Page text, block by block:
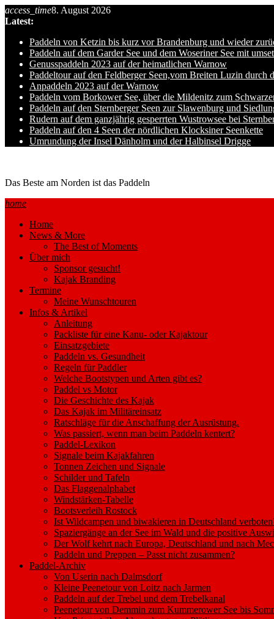
Skip
to
access_time8. August 2026
Latest:
Paddeln von Ketzin bis kurz vor Brandenburg und wieder
Paddeln auf dem Garder See und dem Woseriner See mit
Genusspaddeln 2023 auf der heimatlichen Warnow
Paddeltour auf den Feldberger Seen,vom Breiten Luzin
Anpaddeln 2023 auf der Warnow
Paddeln vom Borkower See, über die Mildenitz zum
Paddeln auf den Sternberger Seen zur Slawenburg und
Rudern auf dem ganzjährig gesperrten Wustrowsee bei
Paddeln auf den 4 Seen der nördlichen Klocksiner Seenkette
Umrundung der Insel Dänholm und der Halbinsel Drigge
Das Beste am Norden ist das Paddeln
home
Home
News & More
The Best of Moments
Über mich
Sponsor gesucht!
Kajak Branding
Termine
Meine Wunschtouren
Infos & Artikel
Anleitung
Packliste für eine Kanu- oder Kajaktour
Einsatzgebiete
Paddeln vs. Gesundheit
Regeln für Paddler
Welche Bootstypen und Arten gibt es?
Paddel vs Motor
Die Geschichte des Kajak
Das Kajak im Militäreinsatz
Ratschläge für die Anschaffung der Ausrüstung.
Was passiert, wenn man beim Paddeln kentert?
Paddel-Lexikon
Signale beim Kajakfahren
Tonnen Zeichen und Signale
Schilder und Tafeln
Das Flaggenalphabet
Windstärken-Tabelle
Bootsverleih Rostock
Ist Wildcampen und biwakieren in Deutschland
Spaziergänge an der See im Wald und die positive
Der Wolf kehrt nach Europa, Deutschland und nach
Paddeln und Preppen – Passt nicht zusammen?
Paddel-Archiv
Von Userin nach Dalmsdorf
Kleine Peenetour von Loitz nach Jarmen
Paddeln auf der Trebel und dem Trebelkanal
Peenetour von Demmin zum Kummerower See bis